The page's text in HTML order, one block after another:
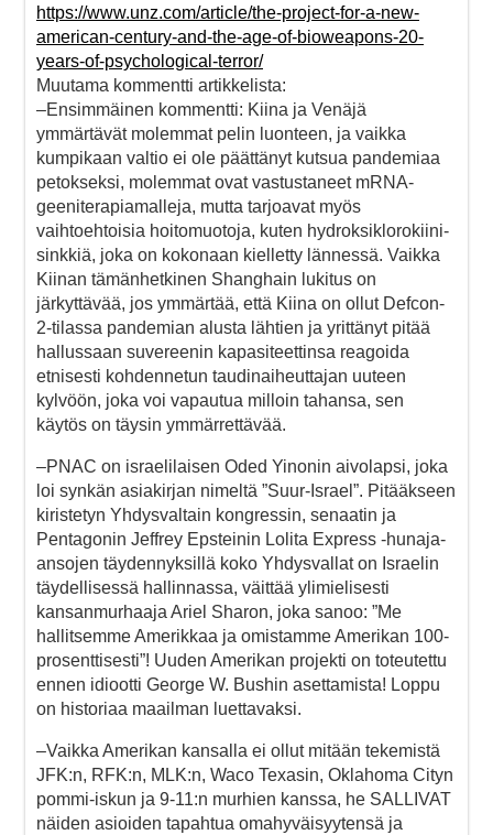
https://www.unz.com/article/the-project-for-a-new-
american-century-and-the-age-of-bioweapons-20-
years-of-psychological-terror/
Muutama kommentti artikkelista:
–Ensimmäinen kommentti: Kiina ja Venäjä
ymmärtävät molemmat pelin luonteen, ja vaikka
kumpikaan valtio ei ole päättänyt kutsua pandemiaa
petokseksi, molemmat ovat vastustaneet mRNA-
geeniterapiamalleja, mutta tarjoavat myös
vaihtoehtoisia hoitomuotoja, kuten hydroksiklorokiini-
sinkkiä, joka on kokonaan kielletty lännessä. Vaikka
Kiinan tämänhetkinen Shanghain lukitus on
järkyttävää, jos ymmärtää, että Kiina on ollut Defcon-
2-tilassa pandemian alusta lähtien ja yrittänyt pitää
hallussaan suvereenin kapasiteettinsa reagoida
etnisesti kohdennetun taudinaiheuttajan uuteen
kylvöön, joka voi vapautua milloin tahansa, sen
käytös on täysin ymmärrettävää.
–PNAC on israelilaisen Oded Yinonin aivolapsi, joka
loi synkän asiakirjan nimeltä ”Suur-Israel”. Pitääkseen
kiristetyn Yhdysvaltain kongressin, senaatin ja
Pentagonin Jeffrey Epsteinin Lolita Express -hunaja-
ansojen täydennyksillä koko Yhdysvallat on Israelin
täydellisessä hallinnassa, väittää ylimielisesti
kansanmurhaaja Ariel Sharon, joka sanoo: ”Me
hallitsemme Amerikkaa ja omistamme Amerikan 100-
prosenttisesti”! Uuden Amerikan projekti on toteutettu
ennen idiootti George W. Bushin asettamista! Loppu
on historiaa maailman luettavaksi.
–Vaikka Amerikan kansalla ei ollut mitään tekemistä
JFK:n, RFK:n, MLK:n, Waco Texasin, Oklahoma Cityn
pommi-iskun ja 9-11:n murhien kanssa, he SALLIVAT
näiden asioiden tapahtua omahyväisyytensä ja